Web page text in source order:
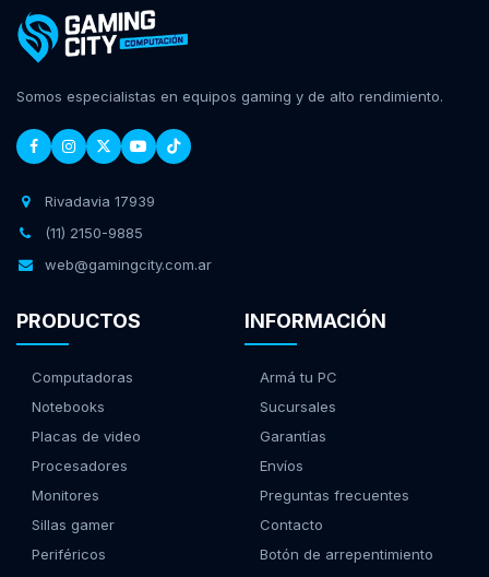
Somos especialistas en equipos gaming y de alto rendimiento.
Rivadavia 17939
(11) 2150-9885
web@gamingcity.com.ar
PRODUCTOS
Computadoras
Notebooks
Placas de video
Procesadores
Monitores
Sillas gamer
Periféricos
INFORMACIÓN
Armá tu PC
Sucursales
Garantías
Envíos
Preguntas frecuentes
Contacto
Botón de arrepentimiento